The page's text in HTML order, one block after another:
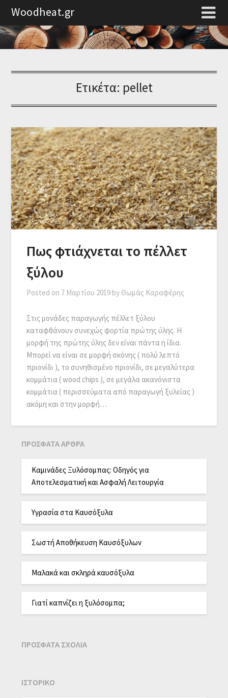
Woodheat.gr
Ετικέτα: pellet
Πως φτιάχνεται το πέλλετ
ξύλου
Posted on 7 Μαρτίου 2019 by Θωμάς Καραφέρης
Στις μονάδες παραγωγής πέλλετ ξύλου
καταφθάνουν συνεχώς φορτία πρώτης ύλης. Η
μορφή της πρώτης ύλης δεν είναι πάντα η ίδια.
Μπορεί να είναι σε μορφή σκόνης ( πολύ λεπτό
πριονίδι ), το συνηθισμένο πριονίδι, σε μεγαλύτερα
κομμάτια ( wood chips ), σε μεγάλα ακανόνιστα
κομμάτια ( περισσεύματα από παραγωγή ξυλείας )
ακόμη και στην μορφή…
ΠΡΌΣΦΑΤΑ ΆΡΘΡΑ
Καμινάδες Ξυλόσομπας: Οδηγός για
Αποτελεσματική και Ασφαλή Λειτουργία
Υγρασία στα Καυσόξυλα
Σωστή Αποθήκευση Καυσόξυλων
Μαλακά και σκληρά καυσόξυλα
Γιατί καπνίζει η ξυλόσομπα;
ΠΡΌΣΦΑΤΑ ΣΧΌΛΙΑ
ΙΣΤΟΡΙΚΌ